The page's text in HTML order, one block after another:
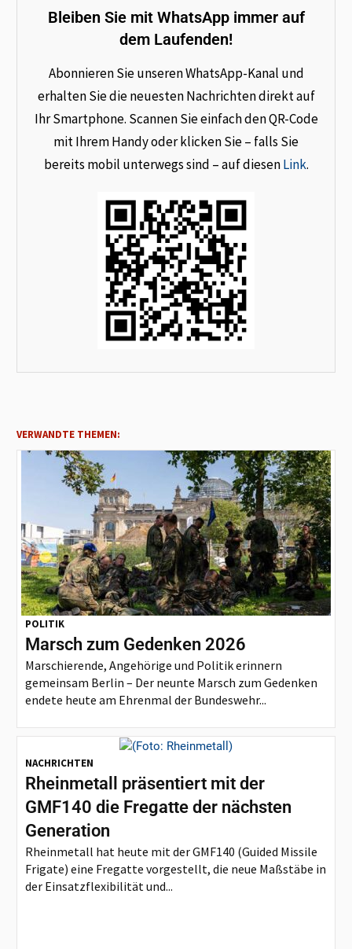
Bleiben Sie mit WhatsApp immer auf
dem Laufenden!
Abonnieren Sie unseren WhatsApp-Kanal und
erhalten Sie die neuesten Nachrichten direkt auf
Ihr Smartphone. Scannen Sie einfach den QR-Code
mit Ihrem Handy oder klicken Sie – falls Sie
bereits mobil unterwegs sind – auf diesenLink.
VERWANDTE THEMEN:
POLITIK
Marsch zum Gedenken 2026
Marschierende, Angehörige und Politik erinnern
gemeinsam Berlin – Der neunte Marsch zum Gedenken
endete heute am Ehrenmal der Bundeswehr...
NACHRICHTEN
Rheinmetall präsentiert mit der
GMF140 die Fregatte der nächsten
Generation
Rheinmetall hat heute mit der GMF140 (Guided Missile
Frigate) eine Fregatte vorgestellt, die neue Maßstäbe in
der Einsatzflexibilität und...